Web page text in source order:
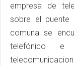
empresa de
sobre el puente
comuna se
telefónico